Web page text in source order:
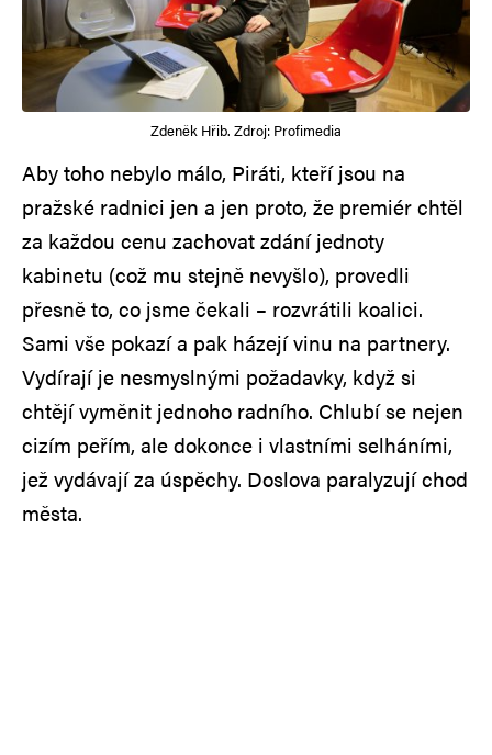
Zdeněk Hřib. Zdroj: Profimedia
Aby toho nebylo málo, Piráti, kteří jsou na
pražské radnici jen a jen proto, že premiér chtěl
za každou cenu zachovat zdání jednoty
kabinetu (což mu stejně nevyšlo), provedli
přesně to, co jsme čekali – rozvrátili koalici.
Sami vše pokazí a pak házejí vinu na partnery.
Vydírají je nesmyslnými požadavky, když si
chtějí vyměnit jednoho radního. Chlubí se nejen
cizím peřím, ale dokonce i vlastními selháními,
jež vydávají za úspěchy. Doslova paralyzují chod
města.